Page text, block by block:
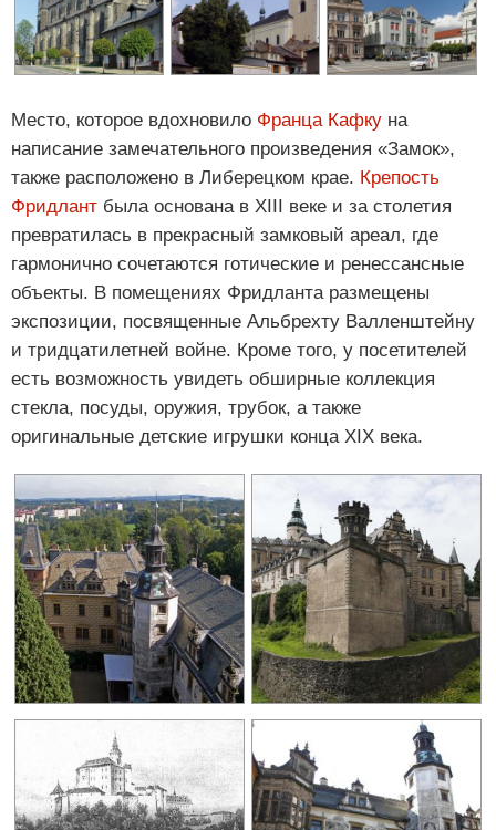
Место, которое вдохновило Франца Кафку на
написание замечательного произведения «Замок»,
также расположено в Либерецком крае. Крепость
Фридлант была основана в XIII веке и за столетия
превратилась в прекрасный замковый ареал, где
гармонично сочетаются готические и ренессансные
объекты. В помещениях Фридланта размещены
экспозиции, посвященные Альбрехту Валленштейну
и тридцатилетней войне. Кроме того, у посетителей
есть возможность увидеть обширные коллекция
стекла, посуды, оружия, трубок, а также
оригинальные детские игрушки конца XIX века.